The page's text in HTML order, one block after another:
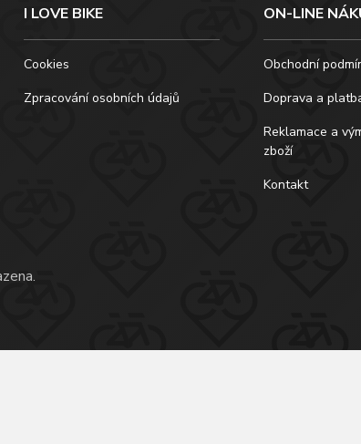
I LOVE BIKE
Cookies
Zpracování osobních údajů
ON-LINE
Obchodní
Doprava a
Reklamace a
zboží
Kontakt